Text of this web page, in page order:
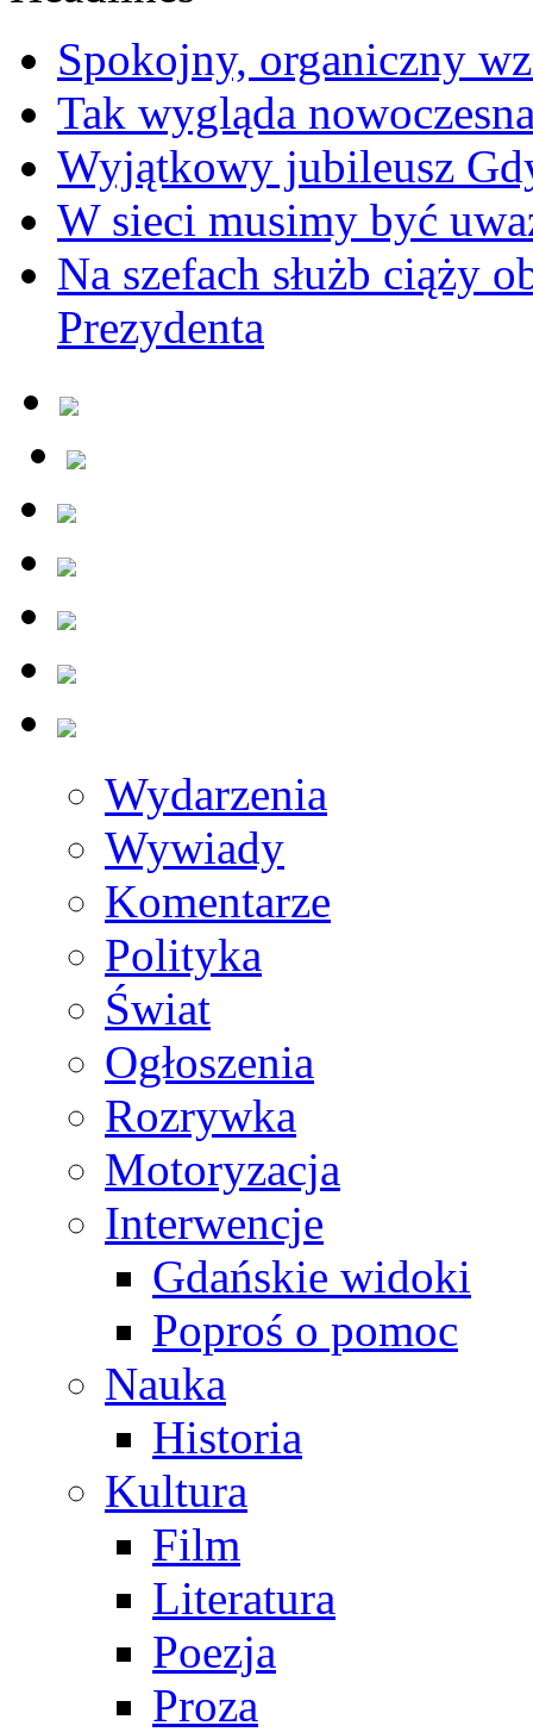
Spokojny, organiczny
Tak wygląda
Wyjątkowy jubileusz
W sieci musimy być
Na szefach służb ciąży
Prezydenta
Wydarzenia
Wywiady
Komentarze
Polityka
Świat
Ogłoszenia
Rozrywka
Motoryzacja
Interwencje
Gdańskie widoki
Poproś o pomoc
Nauka
Historia
Kultura
Film
Literatura
Poezja
Proza